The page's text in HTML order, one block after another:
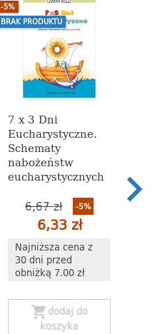
7 x 3 Dni
Eucharystyczne.
Schematy
nabożeństw
eucharystycznych
6,67 zł -5%
6,33 zł
Najniższa cena z
30 dni przed
obniżką 7.00 zł
-5%
BRAK PRODUKTU
shopping_cart dodaj do
koszyka